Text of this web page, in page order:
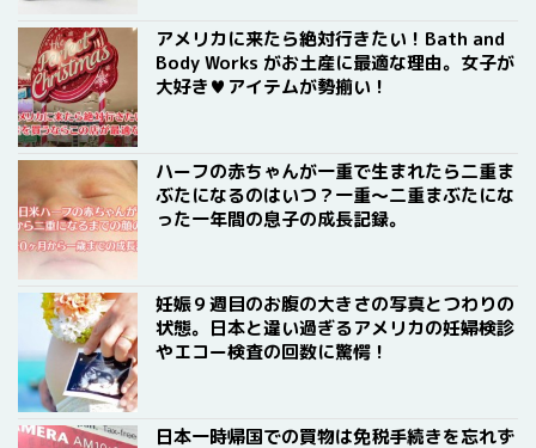
アメリカに来たら絶対行きたい！Bath and
Body Works がお土産に最適な理由。女子が
大好き♥アイテムが勢揃い！
ハーフの赤ちゃんが一重で生まれたら二重ま
ぶたになるのはいつ？一重〜二重まぶたにな
った一年間の息子の成長記録。
妊娠９週目のお腹の大きさの写真とつわりの
状態。日本と違い過ぎるアメリカの妊婦検診
やエコー検査の回数に驚愕！
日本一時帰国での買物は免税手続きを忘れず